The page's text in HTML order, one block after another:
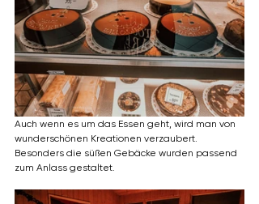
Auch wenn es um das Essen geht, wird man von
wunderschönen Kreationen verzaubert.
Besonders die süßen Gebäcke wurden passend
zum Anlass gestaltet.